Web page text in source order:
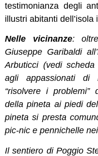
testimonianza degli
illustri abitanti
Nelle vicinanze:
Giuseppe Garibaldi
Arbuticci (vedi
agli appassionati di
“risolvere i problemi”
della pineta ai piedi
pineta si presta
pic-nic e pennichelle
Il sentiero di Poggio